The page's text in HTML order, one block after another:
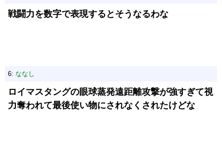
戦闘力を数字で表現するとそうなるわな
6: ななし
ロイマスタングの眼球蒸発遠距離攻撃が強すぎて視
力奪われて最後使い物にされなくされたけどな